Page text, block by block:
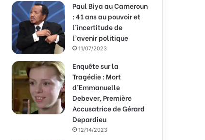
Paul Biya au Cameroun
: 41 ans au pouvoir et
l’incertitude de
l’avenir politique
11/07/2023
Enquête sur la
Tragédie : Mort
d’Emmanuelle
Debever, Première
Accusatrice de Gérard
Depardieu
12/14/2023